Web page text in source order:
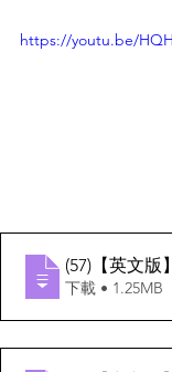
https://youtu.be/
(57)【英文版
下載 • 1.25MB